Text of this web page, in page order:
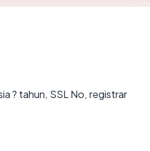
? tahun, SSL No, registrar